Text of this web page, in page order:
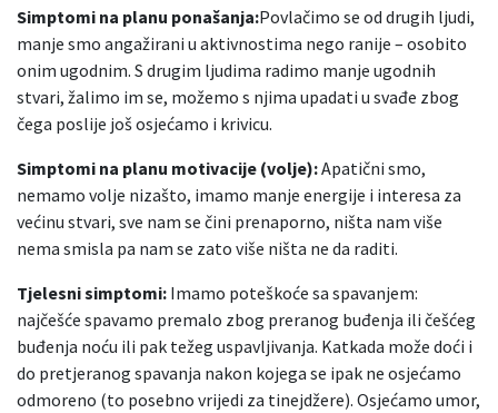
Simptomi na planu ponašanja:Povlačimo se od drugih ljudi,
manje smo angažirani u aktivnostima nego ranije – osobito
onim ugodnim. S drugim ljudima radimo manje ugodnih
stvari, žalimo im se, možemo s njima upadati u svađe zbog
čega poslije još osjećamo i krivicu.
Simptomi na planu motivacije (volje):Apatični smo,
nemamo volje nizašto, imamo manje energije i interesa za
većinu stvari, sve nam se čini prenaporno, ništa nam više
nema smisla pa nam se zato više ništa ne da raditi.
Tjelesni simptomi: Imamo poteškoće sa spavanjem:
najčešće spavamo premalo zbog preranog buđenja ili češćeg
buđenja noću ili pak težeg uspavljivanja. Katkada može doći i
do pretjeranog spavanja nakon kojega se ipak ne osjećamo
odmoreno (to posebno vrijedi za tinejdžere). Osjećamo umor,